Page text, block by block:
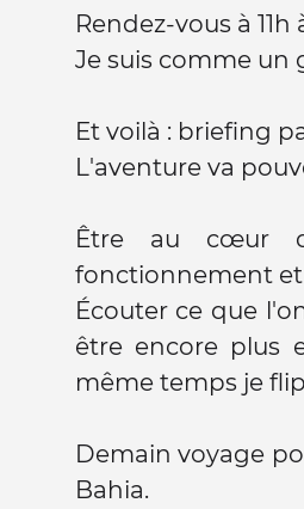
Rendez-vous à
Je suis comme un
Et voilà : briefing
L'aventure va
Être au cœur
fonctionnement et
Écouter ce que
être encore plus
même temps je
Demain voyage
Bahia.